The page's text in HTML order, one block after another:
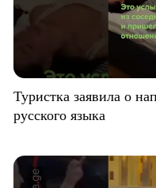
Туристка заявила о
русского языка